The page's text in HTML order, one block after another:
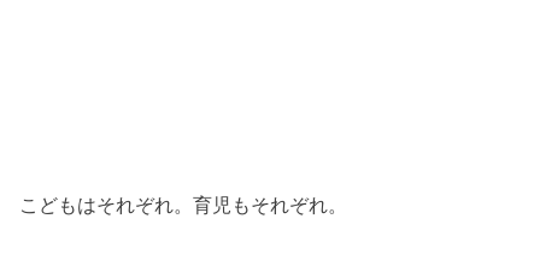
こどもはそれぞれ。育児もそれぞれ。